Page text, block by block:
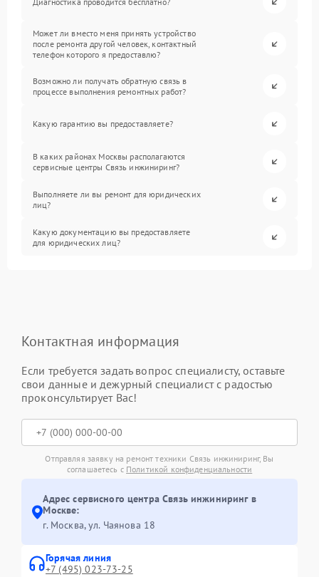
Может ли вместо меня принять устройство
после ремонта другой человек, контактный
телефон которого я предоставлю?
Возможно ли получать обратную связь в
процессе выполнения ремонтных работ?
Какую гарантию вы предоставляете?
В каких районах Москвы располагаются
сервисные центры Связь инжиниринг?
Выполняете ли вы ремонт для юридических
лиц?
Какую документацию вы предоставляете
для юридических лиц?
Контактная информация
Если требуется задать вопрос специалисту, оставьте
свои данные и дежурный специалист с радостью
проконсультирует Вас!
Отправляя заявку на ремонт техники Связь инжиниринг, Вы
соглашаетесь с Политикой конфиденциальности
Адрес сервисного центра Связь инжиниринг в
Москве:
г. Москва, ул. Чаянова 18
Горячая линия
+7 (495) 023-73-25